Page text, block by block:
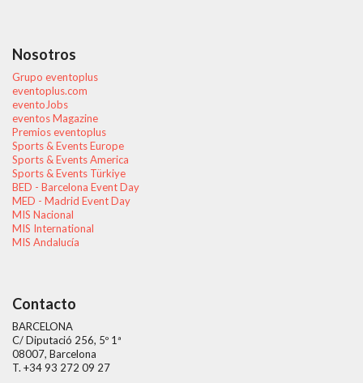
Nosotros
Grupo eventoplus
eventoplus.com
eventoJobs
eventos Magazine
Premios eventoplus
Sports & Events Europe
Sports & Events America
Sports & Events Türkiye
BED - Barcelona Event Day
MED - Madrid Event Day
MIS Nacional
MIS International
MIS Andalucía
Contacto
BARCELONA
C/ Diputació 256, 5º 1ª
08007, Barcelona
T. +34 93 272 09 27